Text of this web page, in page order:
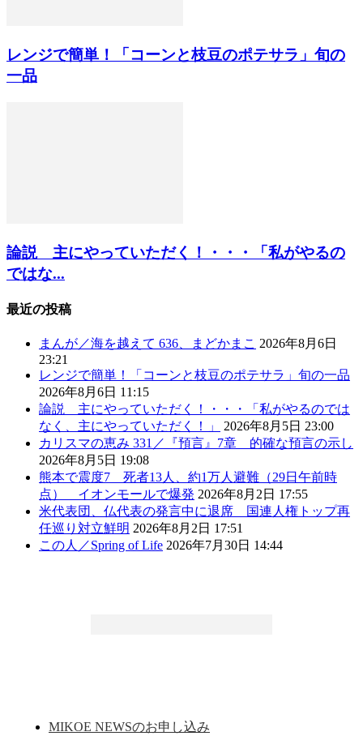
レンジで簡単！「コーンと枝豆のポテサラ」旬の
一品
論説 主にやっていただく！・・・「私がやるの
ではな...
最近の投稿
まんが／海を越えて 636、まどかまこ 2026年8月6日
23:21
レンジで簡単！「コーンと枝豆のポテサラ」旬の一品
2026年8月6日 11:15
論説 主にやっていただく！・・・「私がやるのでは
なく、主にやっていただく！」
2026年8月5日 23:00
カリスマの恵み 331／『預言』7章 的確な預言の示し
2026年8月5日 19:08
熊本で震度7 死者13人、約1万人避難（29日午前時
点） イオンモールで爆発 2026年8月2日 17:55
米代表団、仏代表の発言中に退席 国連人権トップ再
任巡り対立鮮明 2026年8月2日 17:51
この人／Spring of Life 2026年7月30日 14:44
MIKOE NEWSのお申し込み